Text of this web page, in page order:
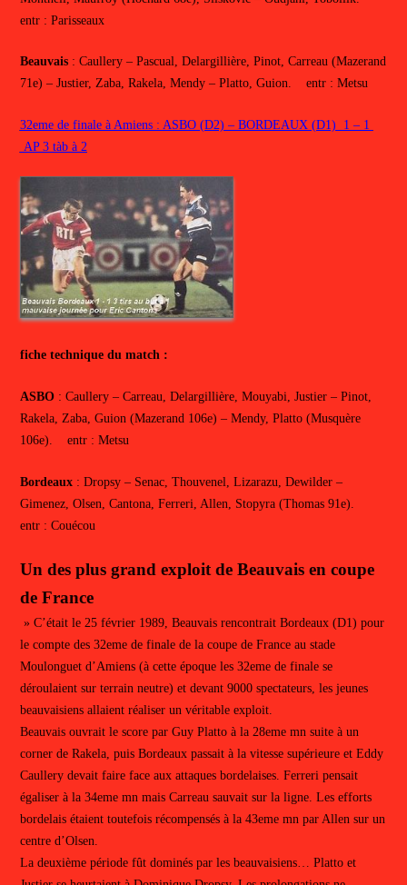
entr : Parisseaux
Beauvais: Caullery – Pascual, Delargillière, Pinot, Carreau (Mazerand
71e) – Justier, Zaba, Rakela, Mendy – Platto, Guion. entr : Metsu
32eme de finale à Amiens : ASBO (D2) – BORDEAUX (D1) 1 – 1
AP 3 tàb à 2
fiche technique du match :
ASBO: Caullery – Carreau, Delargillière, Mouyabi, Justier – Pinot,
Rakela, Zaba, Guion (Mazerand 106e) – Mendy, Platto (Musquère
106e). entr : Metsu
Bordeaux: Dropsy – Senac, Thouvenel, Lizarazu, Dewilder –
Gimenez, Olsen, Cantona, Ferreri, Allen, Stopyra (Thomas 91e).
entr : Couécou
Un des plus grand exploit de Beauvais en coupe
de France
» C’était le 25 février 1989, Beauvais rencontrait Bordeaux (D1) pour
le compte des 32eme de finale de la coupe de France au stade
Moulonguet d’Amiens (à cette époque les 32eme de finale se
déroulaient sur terrain neutre) et devant 9000 spectateurs, les jeunes
beauvaisiens allaient réaliser un véritable exploit.
Beauvais ouvrait le score par Guy Platto à la 28eme mn suite à un
corner de Rakela, puis Bordeaux passait à la vitesse supérieure et Eddy
Caullery devait faire face aux attaques bordelaises. Ferreri pensait
égaliser à la 34eme mn mais Carreau sauvait sur la ligne. Les efforts
bordelais étaient toutefois récompensés à la 43eme mn par Allen sur un
centre d’Olsen.
La deuxième période fût dominés par les beauvaisiens… Platto et